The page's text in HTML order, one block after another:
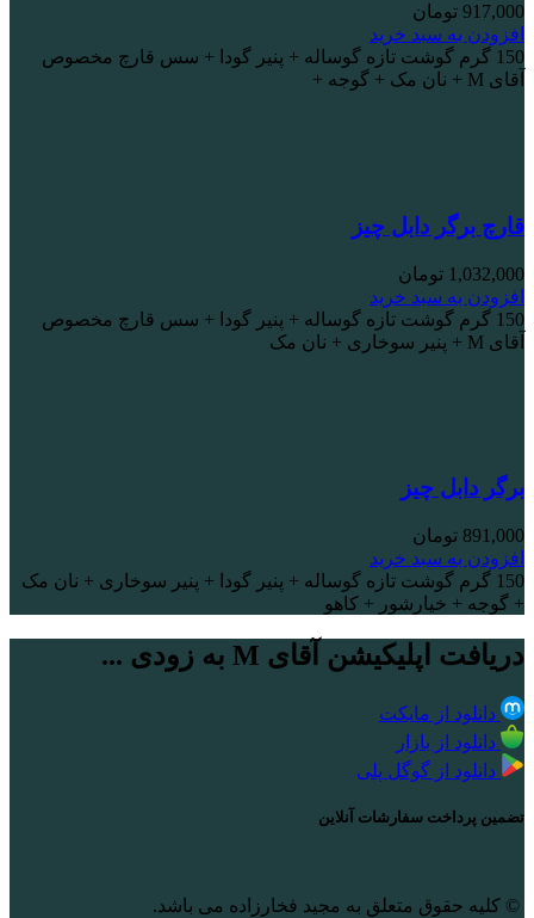
917,000 تومان
افزودن به سبد خرید
150 گرم گوشت تازه گوساله + پنیر گودا + سس قارچ مخصوص
آقای M + نان مک + گوجه +
قارچ برگر دابل چیز
1,032,000 تومان
افزودن به سبد خرید
150 گرم گوشت تازه گوساله + پنیر گودا + سس قارچ مخصوص
آقای M + پنیر سوخاری + نان مک
برگر دابل چیز
891,000 تومان
افزودن به سبد خرید
150 گرم گوشت تازه گوساله + پنیر گودا + پنیر سوخاری + نان مک
+ گوجه + خیارشور + کاهو
دریافت اپلیکیشن آقای M به زودی ...
دانلود از مایکت
دانلود از بازار
دانلود از گوگل پلی
تضمین پرداخت سفارشات آنلاین
© کلیه حقوق متعلق به مجید فخارزاده می باشد.